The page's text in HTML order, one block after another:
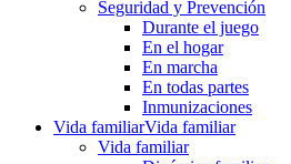
Seguridad y Prevención
Durante el juego
En el hogar
En marcha
En todas partes
Inmunizaciones
Vida familiarVida familiar
Vida familiar